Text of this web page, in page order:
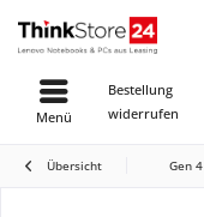
Bestellung
widerrufen
Menü
Übersicht Gen 4